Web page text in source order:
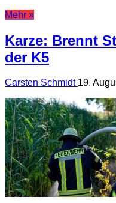
Mehr »
Karze: Brennt
der K5
Carsten Schmidt 19.